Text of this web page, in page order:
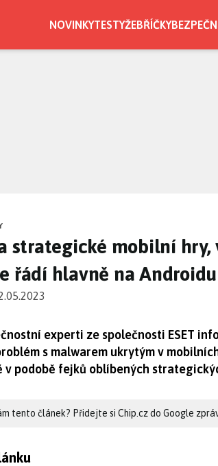
NOVINKYTESTYŽEBŘÍČKY
strategické mobilní
řádí hlavně na Androidu
experti ze společnosti ESET
s malwarem ukrytým v
v podobě fejků oblíbených
tento článek? Přidejte si Chip.cz do Google